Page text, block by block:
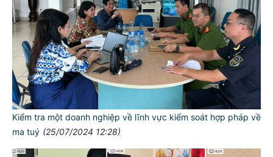
Kiểm tra một doanh nghiệp về lĩnh vực kiểm soát hợp pháp về
ma tuý (25/07/2024 12:28)